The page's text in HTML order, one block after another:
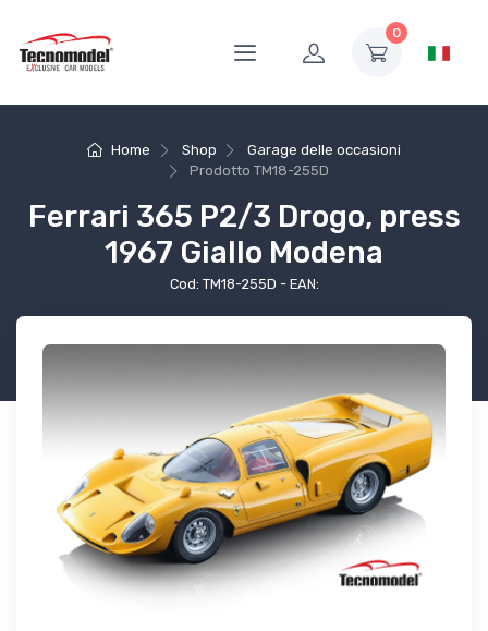
0
Home Shop
Garage delle occasioni
ProdottoTM18-255D
Ferrari 365 P2/3 Drogo, press
1967 Giallo Modena
Cod: TM18-255D - EAN: